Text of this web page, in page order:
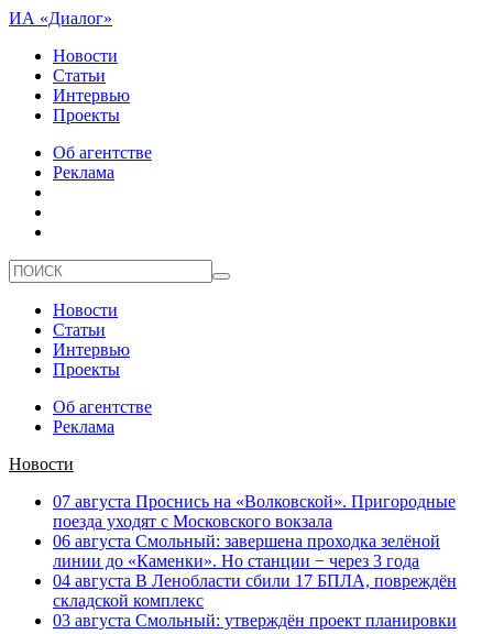
ИА «Диалог»
Новости
Статьи
Интервью
Проекты
Об агентстве
Реклама
Новости
Статьи
Интервью
Проекты
Об агентстве
Реклама
Новости
07 августа Проснись на «Волковской». Пригородные
поезда уходят с Московского вокзала
06 августа Смольный: завершена проходка зелёной
линии до «Каменки». Но станции − через 3 года
04 августа В Ленобласти сбили 17 БПЛА, повреждён
складской комплекс
03 августа Смольный: утверждён проект планировки